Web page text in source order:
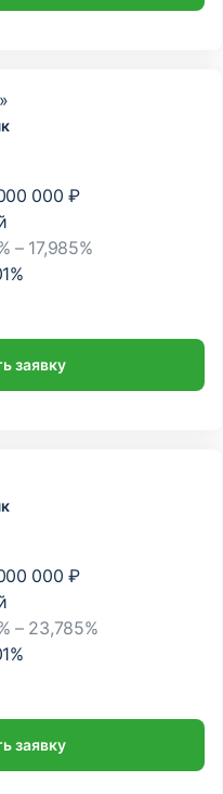
000 ₽
– 17,985%
%
заявку
000 ₽
– 23,785%
%
заявку